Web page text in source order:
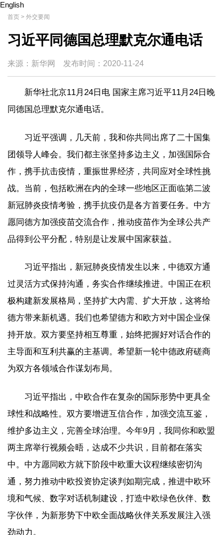
English
首页 > 外交要闻
习近平同德国总理默克尔通电话
来源：新华网 发布时间： 2020-11-24
新华社北京11月24日电 国家主席习近平11月24日晚
同德国总理默克尔通电话。
习近平强调，几天前，我和你共同出席了二十国集
团领导人峰会。我们都主张坚持多边主义，加强国际合
作，携手抗击疫情，重振世界经济，共同应对全球性挑
战。当前，包括欧洲在内的全球一些地区正面临第二波
新冠肺炎疫情考验，携手抗疫仍是各方首要任务。中方
愿同德方加强疫苗交流合作，推动疫苗作为全球公共产
品得到公平分配，特别是让发展中国家获益。
习近平指出，新冠肺炎疫情发生以来，中德双方通
过灵活方式保持沟通，务实合作继续推进。中国正在积
极构建新发展格局，坚持扩大内需、扩大开放，这将给
德方带来新机遇。我们也希望德方和欧方对中国企业保
持开放。双方要坚持相互尊重，始终把握好对话合作的
主导面和互利共赢的主基调。希望新一轮中德政府磋商
为双方各领域合作谋划布局。
习近平指出，中欧合作在复杂的国际形势中更具全
球性和战略性。双方要增进互信合作，加强交流互鉴，
维护多边主义，完善全球治理。今年9月，我同你和欧盟
两主席举行视频会晤，达成不少共识，目前都在落实
中。中方愿同欧方就下阶段中欧重大议程继续密切沟
通，努力推动中欧投资协定谈判如期完成，推进中欧环
境和气候、数字对话机制建设，打造中欧绿色伙伴、数
字伙伴，为新形势下中欧全面战略伙伴关系发展注入强
劲动力。